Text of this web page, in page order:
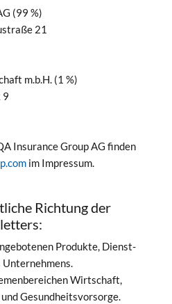
(99 %)
21
m.b.H. (1 %)
9
Insurance Group AG finden
im Impressum.
Richtung der
Produkte, Dienst-
Unternehmens.
Wirtschaft,
Gesundheitsvorsorge.